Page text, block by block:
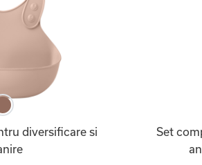
diversificare si
Set